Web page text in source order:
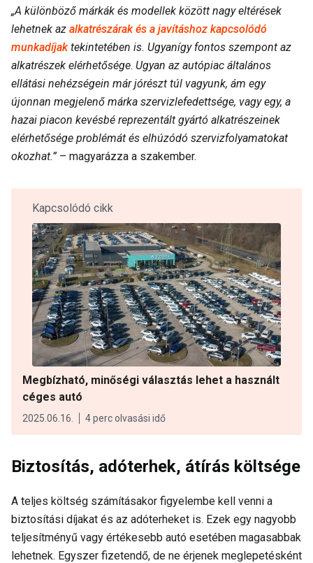
„A különböző márkák és modellek között nagy eltérések
lehetnek az alkatrészárak és a javításhoz kapcsolódó
munkadíjaktekintetében is. Ugyanígy fontos szempont az
alkatrészek elérhetősége. Ugyan az autópiac általános
ellátási nehézségein már jórészt túl vagyunk, ám egy
újonnan megjelenő márka szervizlefedettsége, vagy egy, a
hazai piacon kevésbé reprezentált gyártó alkatrészeinek
elérhetősége problémát és elhúzódó szervizfolyamatokat
okozhat.” – magyarázza a szakember.
Kapcsolódó cikk
Megbízható, minőségi választás lehet a használt
céges autó
2025.06.16. 4 perc olvasási idő
Biztosítás, adóterhek, átírás költsége
A teljes költség számításakor figyelembe kell venni a
biztosítási díjakat és az adóterheket is. Ezek egy nagyobb
teljesítményű vagy értékesebb autó esetében magasabbak
lehetnek. Egyszer fizetendő, de ne érjenek meglepetésként